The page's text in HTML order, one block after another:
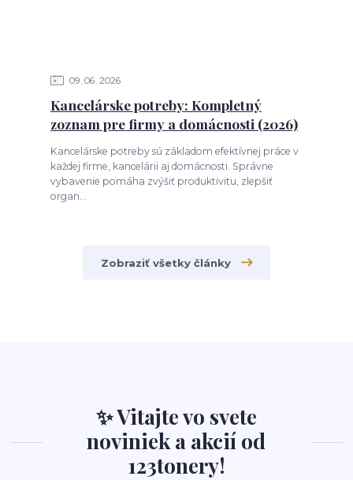
09 06 2026
Kancelárske potreby: Kompletný
zoznam pre firmy a domácnosti (2026)
Kancelárske potreby sú základom efektívnej práce v
každej firme, kancelárii aj domácnosti. Správne
vybavenie pomáha zvýšiť produktivitu, zlepšiť
organ...
Zobraziť všetky články
✨ Vitajte vo svete
noviniek a akcií od
123tonery!